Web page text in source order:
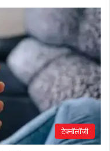
टेक्नॉलॉजी